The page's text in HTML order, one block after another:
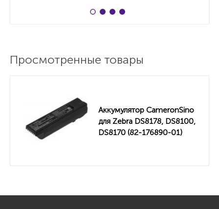
Просмотренные товары
Аккумулятор CameronSino
для Zebra DS8178, DS8100,
DS8170 (82-176890-01)